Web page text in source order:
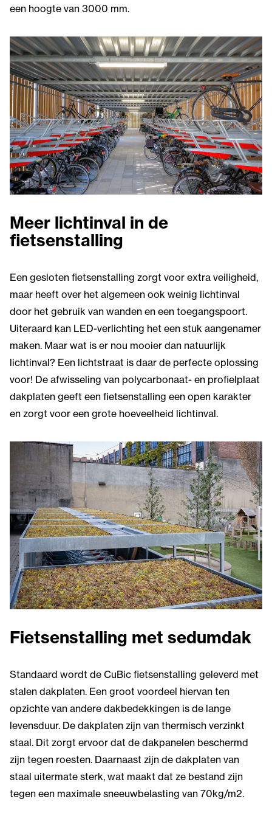
een hoogte van 3000 mm.
Meer lichtinval in de
fietsenstalling
Een gesloten fietsenstalling zorgt voor extra veiligheid,
maar heeft over het algemeen ook weinig lichtinval
door het gebruik van wanden en een toegangspoort.
Uiteraard kan LED-verlichting het een stuk aangenamer
maken. Maar wat is er nou mooier dan natuurlijk
lichtinval? Een lichtstraat is daar de perfecte oplossing
voor! De afwisseling van polycarbonaat- en profielplaat
dakplaten geeft een fietsenstalling een open karakter
en zorgt voor een grote hoeveelheid lichtinval.
Fietsenstalling met sedumdak
Standaard wordt de CuBic fietsenstalling geleverd met
stalen dakplaten. Een groot voordeel hiervan ten
opzichte van andere dakbedekkingen is de lange
levensduur. De dakplaten zijn van thermisch verzinkt
staal. Dit zorgt ervoor dat de dakpanelen beschermd
zijn tegen roesten. Daarnaast zijn de dakplaten van
staal uitermate sterk, wat maakt dat ze bestand zijn
tegen een maximale sneeuwbelasting van 70kg/m2.